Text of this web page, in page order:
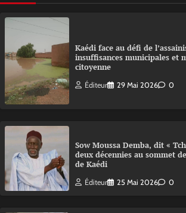
Kaédi face au défi de
insuffisances municipales et
citoyenne
Éditeur 29 Mai 2026 0
Sow Moussa Demba, dit «
deux décennies au sommet
de Kaédi
Éditeur 25 Mai 2026 0